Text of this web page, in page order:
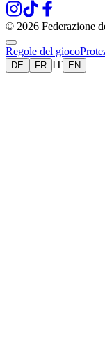
© 2026 Federazione
Regole del gioco
DE FR IT EN